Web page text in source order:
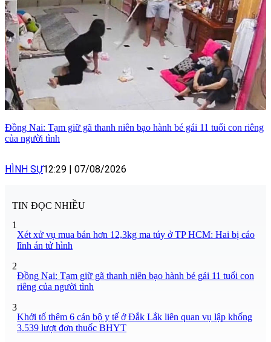
Đồng Nai: Tạm giữ gã thanh niên bạo hành bé gái 11 tuổi con riêng
của người tình
HÌNH SỰ12:29 | 07/08/2026
TIN ĐỌC NHIỀU
1
Xét xử vụ mua bán hơn 12,3kg ma túy ở TP HCM: Hai bị cáo
lĩnh án tử hình
2
Đồng Nai: Tạm giữ gã thanh niên bạo hành bé gái 11 tuổi con
riêng của người tình
3
Khởi tố thêm 6 cán bộ y tế ở Đắk Lắk liên quan vụ lập khống
3.539 lượt đơn thuốc BHYT